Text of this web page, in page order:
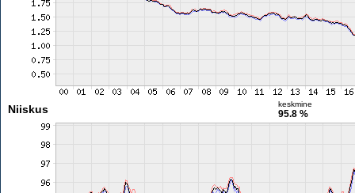
Niiskus keskmine
95.8 %